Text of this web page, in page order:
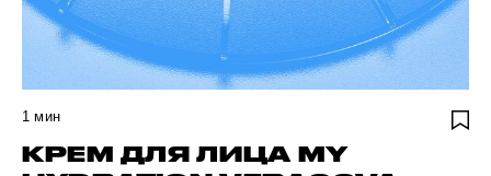
1 мин
КРЕМ ДЛЯ ЛИЦА MY